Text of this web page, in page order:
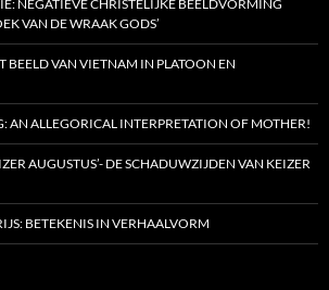
NEGATIEVE CHRISTELIJKE BEELDVORMING
VAN DE WRAAK GODS’
BEELD VAN VIETNAM IN PLATOON EN
AN ALLEGORICAL INTERPRETATION OF MOTHER!
AUGUSTUS’- DE SCHADUWZIJDEN VAN KEIZER
BETEKENIS IN VERHAALVORM